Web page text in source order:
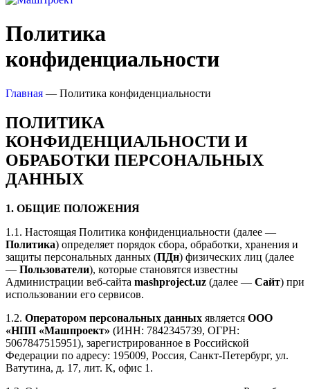
Политика
конфиденциальности
Главная — Политика конфиденциальности
ПОЛИТИКА
КОНФИДЕНЦИАЛЬНОСТИ И
ОБРАБОТКИ ПЕРСОНАЛЬНЫХ
ДАННЫХ
1. ОБЩИЕ ПОЛОЖЕНИЯ
1.1. Настоящая Политика конфиденциальности (далее —
Политика) определяет порядок сбора, обработки, хранения и
защиты персональных данных (ПДн) физических лиц (далее
— Пользователи), которые становятся известны
Администрации веб-сайта mashproject.uz (далее — Сайт) при
использовании его сервисов.
1.2. Оператором персональных данных является ООО
«НПП «Машпроект» (ИНН: 7842345739, ОГРН:
5067847515951), зарегистрированное в Российской
Федерации по адресу: 195009, Россия, Санкт-Петербург, ул.
Ватутина, д. 17, лит. К, офис 1.